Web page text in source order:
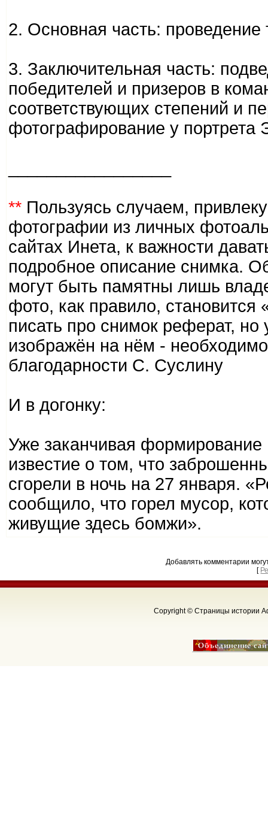
2. Основная часть: проведение
3. Заключительная часть:
победителей и призеров в
соответствующих степений и
фотографирование у портрета
**Пользуясь случаем,
фотографии из личных
сайтах Инета, к важности
подробное описание снимка.
могут быть памятны лишь
фото, как правило,
писать про снимок реферат, но
изображён на нём -
благодарности С. Суслину
И в догонку:
Уже заканчивая
известие о том, что
сгорели в ночь на 27 января.
сообщило, что горел мусор,
живущие здесь бомжи».
Добавлять комментарии
[
Copyright © Страницы истории